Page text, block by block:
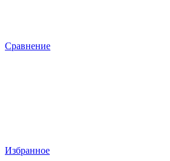
Сравнение
Избранное